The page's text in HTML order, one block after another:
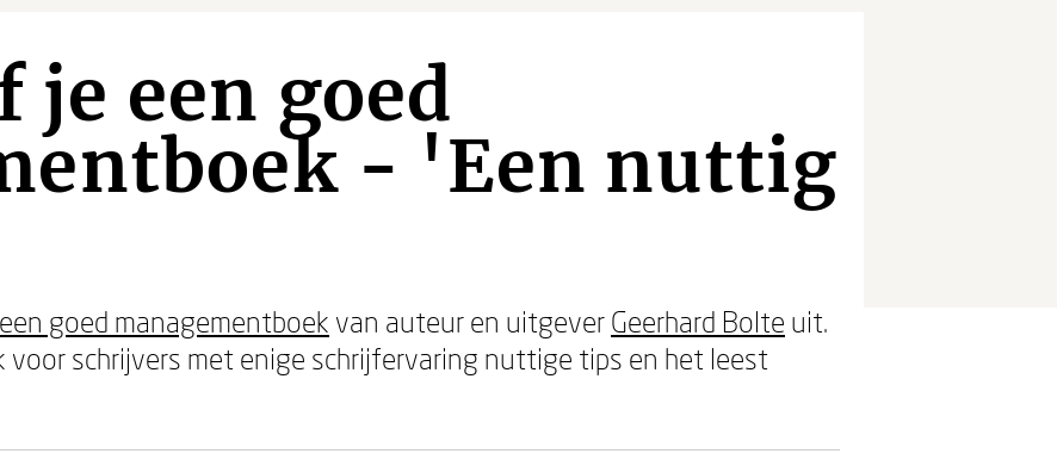
een goed
- 'Een nuttig
goed managementboek van auteur en uitgever Geerhard Bolte uit.
schrijvers met enige schrijfervaring nuttige tips en het leest